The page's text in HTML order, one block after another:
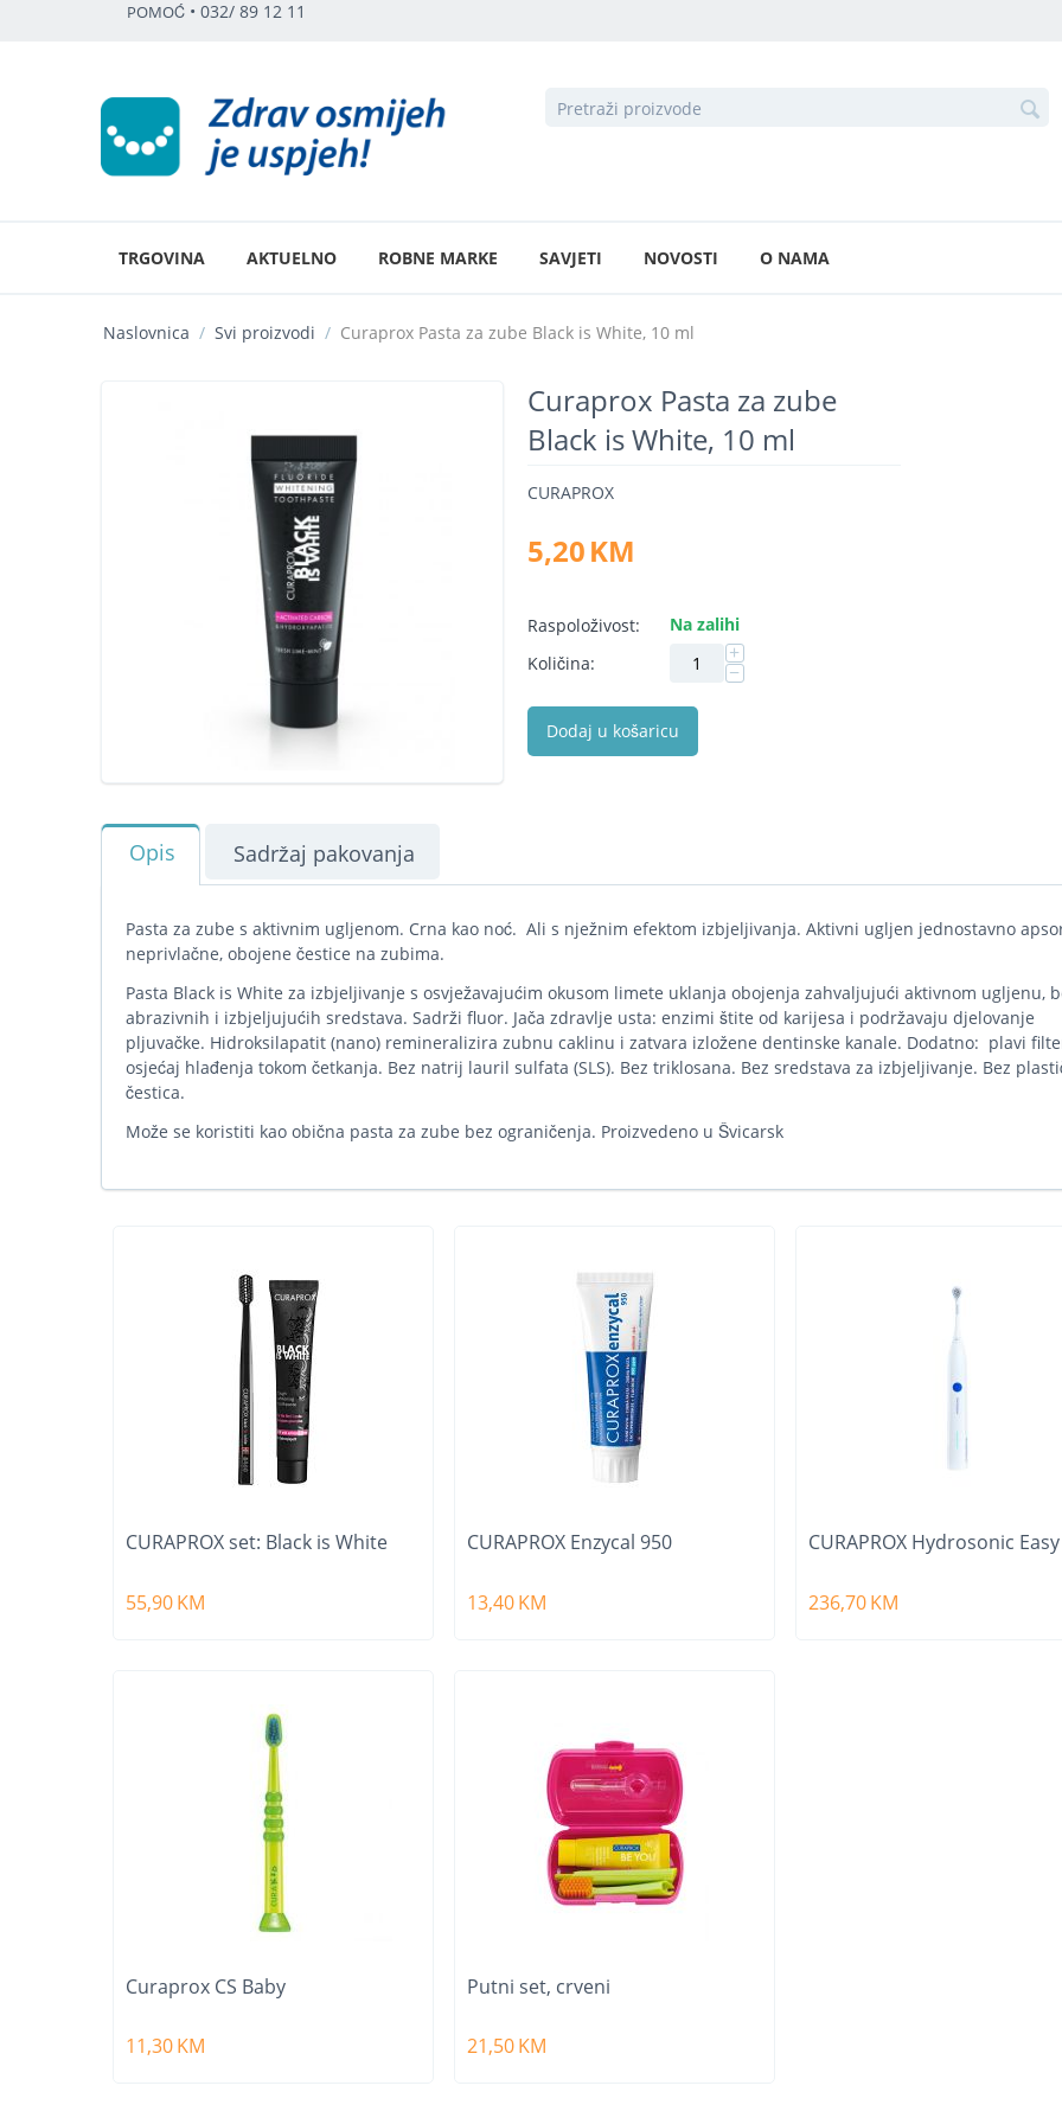
POMOĆ • 032/ 89 12 11
TRGOVINA AKTUELNO ROBNE MARKE SAVJETI NOVOSTI O NAMA
Naslovnica / Svi proizvodi / Curaprox Pasta za zube Black is White, 10 ml
Curaprox Pasta za zube
Black is White, 10 ml
CURAPROX
5,20KM
Raspoloživost:
Na zalihi
Količina:
+
−
Dodaj u košaricu
Opis Sadržaj pakovanja
Pasta za zube s aktivnim ugljenom. Crna kao noć. Ali s nježnim efektom izbjeljivanja. Aktivni ugljen jednostavno
neprivlačne, obojene čestice na zubima.
Pasta Black is White za izbjeljivanje s osvježavajućim okusom limete uklanja obojenja zahvaljujući aktivnom ugljenu,
abrazivnih i izbjeljujućih sredstava. Sadrži fluor. Jača zdravlje usta: enzimi štite od karijesa i podržavaju djelovanje
pljuvačke. Hidroksilapatit (nano) remineralizira zubnu caklinu i zatvara izložene dentinske kanale. Dodatno: plavi
osjećaj hlađenja tokom četkanja. Bez natrij lauril sulfata (SLS). Bez triklosana. Bez sredstava za izbjeljivanje. Bez
čestica.
Može se koristiti kao obična pasta za zube bez ograničenja. Proizvedeno u Švicarsk
CURAPROX set: Black is White
55,90 KM
CURAPROX Enzycal 950
13,40KM
CURAPROX Hydrosonic Easy
236,70KM
Curaprox CS Baby
11,30 KM
Putni set, crveni
21,50KM